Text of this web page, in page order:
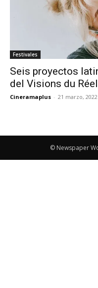
Festivales
Seis proyectos
del Visions du
Cineramaplus - 21 marzo, 2022
© Newspaper